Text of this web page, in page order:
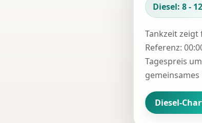
Diesel: 8 -
Tankzeit zeigt
Referenz:
Tagespreis
Diesel-